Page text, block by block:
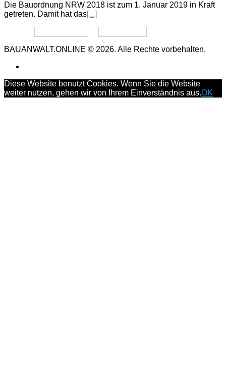
Die Bauordnung NRW 2018 ist zum 1. Januar 2019 in Kraft
getreten. Damit hat das[...]
BAUANWALT.ONLINE © 2026. Alle Rechte vorbehalten.
Diese Website benutzt Cookies. Wenn Sie die Website
weiter nutzen, gehen wir von Ihrem Einverständnis aus.OK